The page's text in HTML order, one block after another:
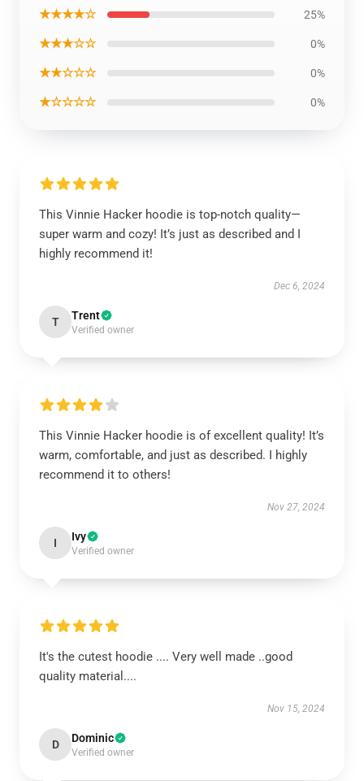
★★★★☆ 25%
★★★☆☆ 0%
★★☆☆☆ 0%
★☆☆☆☆ 0%
This Vinnie Hacker hoodie is top-notch quality—
super warm and cozy! It’s just as described and I
highly recommend it!
Dec 6, 2024
T Trent
Verified owner
This Vinnie Hacker hoodie is of excellent quality! It’s
warm, comfortable, and just as described. I highly
recommend it to others!
Nov 27, 2024
I Ivy
Verified owner
It's the cutest hoodie .... Very well made ..good
quality material....
Nov 15, 2024
D Dominic
Verified owner